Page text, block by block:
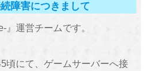
障害につきまして
』運営チームです。
頃にて、ゲームサーバーへ接